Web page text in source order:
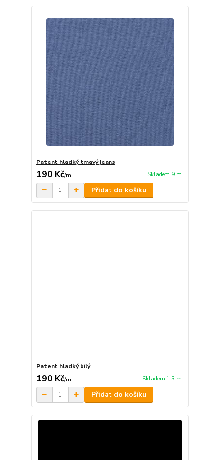
Patent hladký tmavý jeans
190 Kč/m Skladem 9 m
Přidat do košíku
Patent hladký bílý
190 Kč/m Skladem 1.3 m
Přidat do košíku